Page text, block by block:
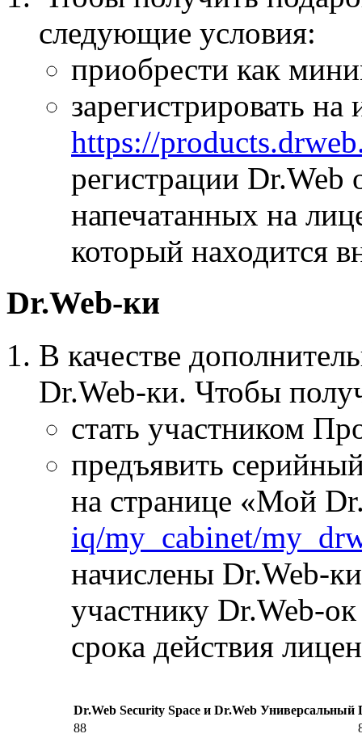
следующие условия:
приобрести как
зарегистрировать на
https://
регистрации
напечатанных на
который находится
Dr.Web-ки
В качестве
Dr.Web-ки. Чтобы
стать участником
предъявить
на странице «Мой
iq/my_cabinet/
начислены Dr.Web-
участнику Dr.Web-
срока действия
Dr.Web Security Space и Dr.Web Универсальный
88